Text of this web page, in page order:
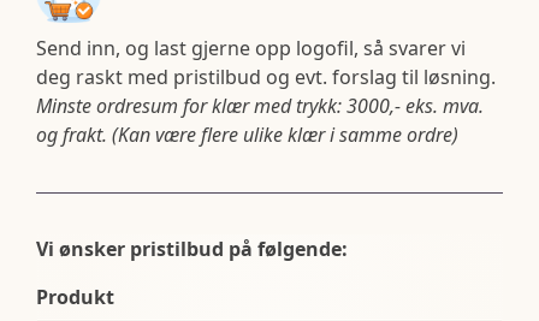
Send inn, og last gjerne opp logofil, så svarer vi
deg raskt med pristilbud og evt. forslag til løsning.
Minste ordresum for klær med trykk: 3000,- eks. mva.
og frakt. (Kan være flere ulike klær i samme ordre)
Vi ønsker pristilbud på følgende:
Produkt